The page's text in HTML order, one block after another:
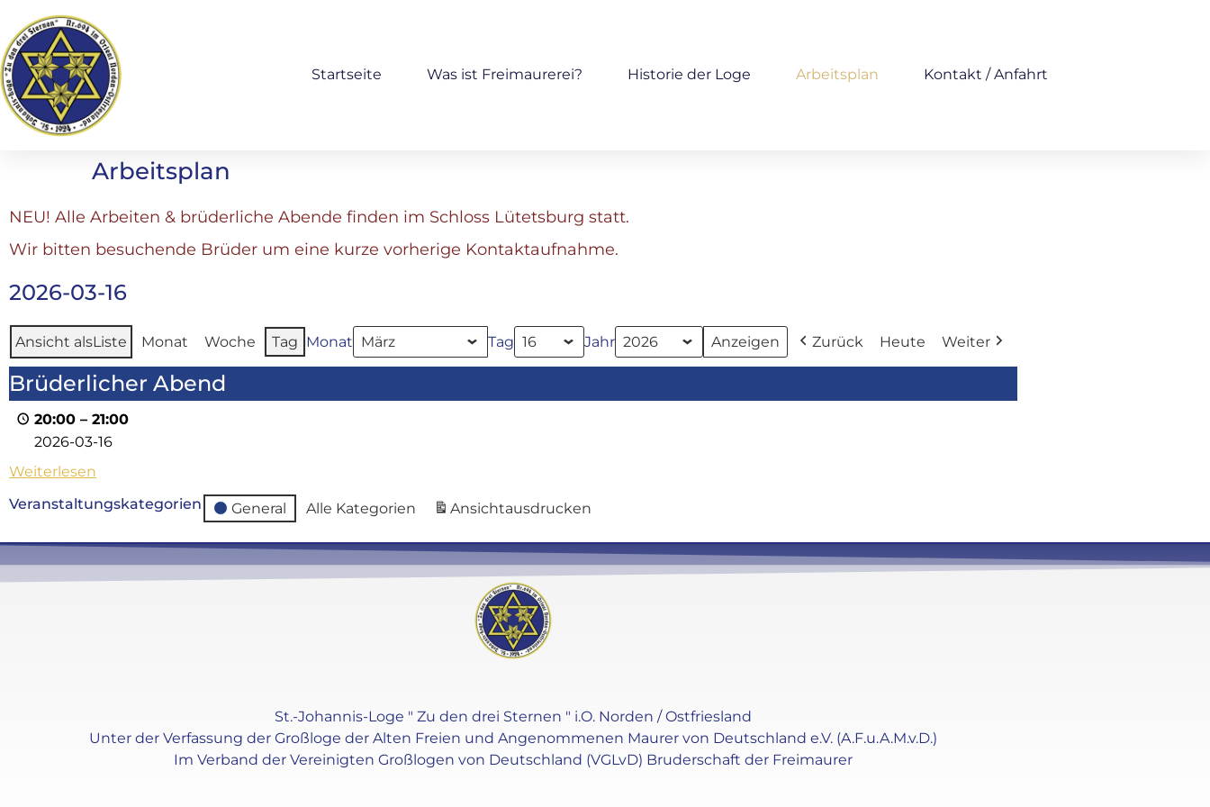
Startseite Was ist Freimaurerei? Historie der Loge Arbeitsplan Kontakt / Anfahrt
Arbeitsplan
NEU! Alle Arbeiten & brüderliche Abende finden im Schloss Lütetsburg statt.
Wir bitten besuchende Brüder um eine kurze vorherige Kontaktaufnahme.
2026-03-16
Ansicht alsListe Monat Woche Tag Monat Tag Jahr Zurück Heute Weiter
Brüderlicher Abend
20:00 – 21:00
2026-03-16
Weiterlesen
Veranstaltungskategorien
General Alle Kategorien Ansichtausdrucken
St.-Johannis-Loge " Zu den drei Sternen " i.O. Norden / Ostfriesland
Unter der Verfassung der Großloge der Alten Freien und Angenommenen Maurer von Deutschland e.V. (A.F.u.A.M.v.D.)
Im Verband der Vereinigten Großlogen von Deutschland (VGLvD) Bruderschaft der Freimaurer